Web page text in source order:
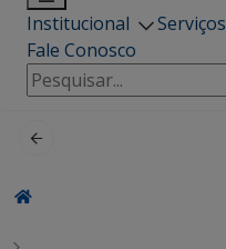
Institucional Serviços
Fale Conosco
Pesquisar
por: